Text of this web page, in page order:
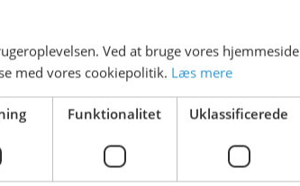
Ved at bruge vores hjemmeside
med vores cookiepolitik. Læs mere
Funktionalitet Uklassificerede